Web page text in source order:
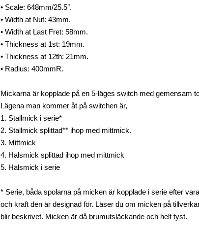
• Scale: 648mm/25.5″.
• Width at Nut: 43mm.
• Width at Last Fret: 58mm.
• Thickness at 1st: 19mm.
• Thickness at 12th: 21mm.
• Radius: 400mmR.
Mickarna är kopplade på en 5-läges switch med gemensam
Lägena man kommer åt på switchen är,
1. Stallmick i serie*
2. Stallmick splittad** ihop med mittmick.
3. Mittmick
4. Halsmick splittad ihop med mittmick
5. Halsmick i serie
* Serie, båda spolarna på micken är kopplade i serie efter
och kraft den är designad för. Läser du om micken på
blir beskrivet. Micken är då brumutsläckande och helt tyst.